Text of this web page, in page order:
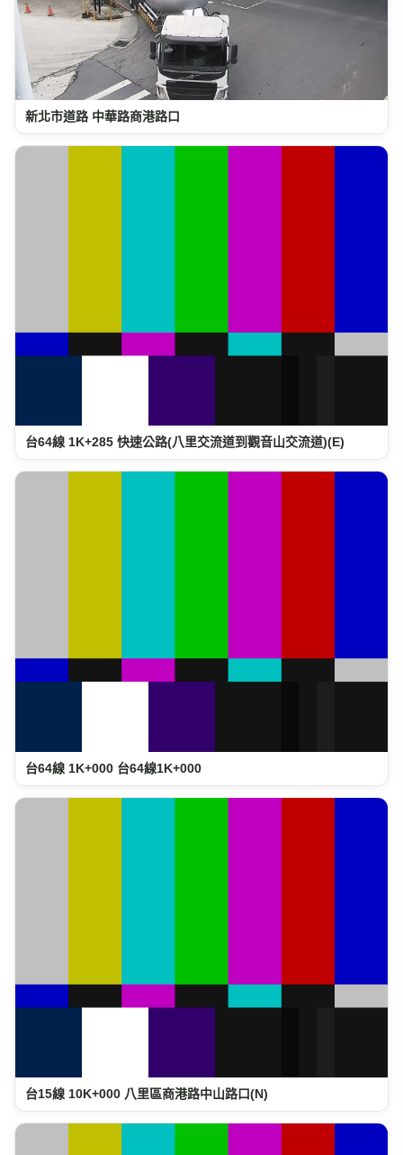
新北市道路 中華路商港路口
台64線 1K+285 快速公路(八里交流道到觀音山交流道)(E)
台64線 1K+000 台64線1K+000
台15線 10K+000 八里區商港路中山路口(N)